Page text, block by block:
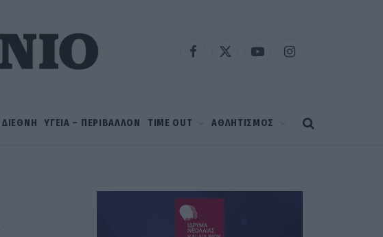
Facebook
X
YouTubeInstagram
ΔΙΕΘΝΗ ΥΓΕΙΑ – ΠΕΡΙΒΑΛΛΟΝ TIME OUT ΑΘΛΗΤΙΣΜΟΣ